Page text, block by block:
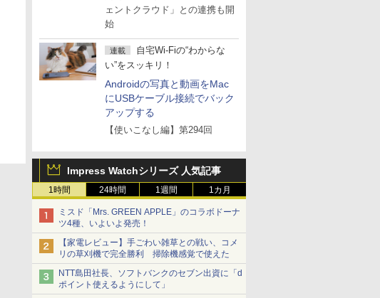
ェントクラウド」との連携も開
始
連載
自宅Wi-Fiの“わからな
い”をスッキリ！
Androidの写真と動画をMac
にUSBケーブル接続でバック
アップする
【使いこなし編】第294回
Impress Watchシリーズ 人気記事
1時間 24時間 1週間 1カ月
ミスド「Mrs. GREEN APPLE」のコラボドーナ
ツ4種、いよいよ発売！
【家電レビュー】手ごわい雑草との戦い、コメ
リの草刈機で完全勝利 掃除機感覚で使えた
NTT島田社長、ソフトバンクのセブン出資に「d
ポイント使えるようにして」